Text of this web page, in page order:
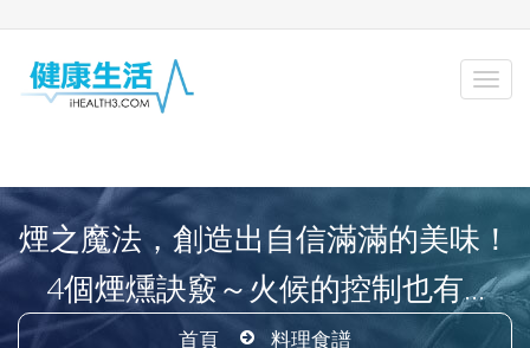
煙之魔法，創造出自信滿滿的美味！
4個煙燻訣竅～火候的控制也有...
首頁 料理食譜